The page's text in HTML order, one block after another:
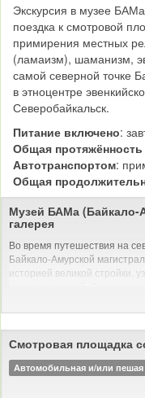
Экскурсия в музее
поездка к смотровой
примирения местных
(ламаизм), шаманизм,
самой северной точке
в этноцентре
Северобайкальск.
Питание включено:
Общая
Автотранспортом:
Общая
Музей БАМа (Байкало-
галерея
Во время путешествия на
Байкало-Амурской
историей великой стройки,
ярких личностей.
расскажут вам о
музея расположилась
от местных мастеров.
Автомобильная и/или пешая
Смотровая площадка
Автомобильная и/или пешая